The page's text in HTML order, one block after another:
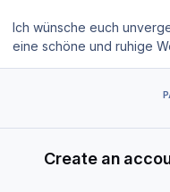
Ich wünsche euch
eine schöne und ruhige
Create an